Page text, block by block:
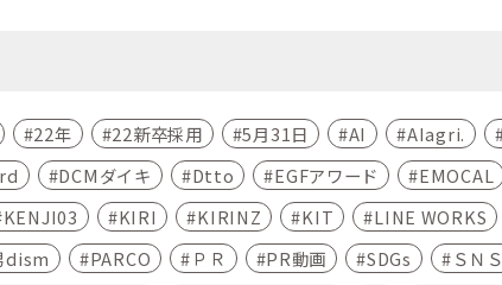
22年 22新卒採用 5月31日 AI AIagri.
DCMダイキ Dtto EGFアワード EMOCAL
KENJI03 KIRI KIRINZ KIT LINE WORKS
dism PARCO ＰＲ PR動画 SDGs ＳＮＳ